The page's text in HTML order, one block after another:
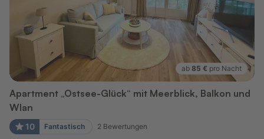
ab 85 € pro Nacht
Apartment „Ostsee-Glück“ mit Meerblick, Balkon und
Wlan
10 Fantastisch 2 Bewertungen